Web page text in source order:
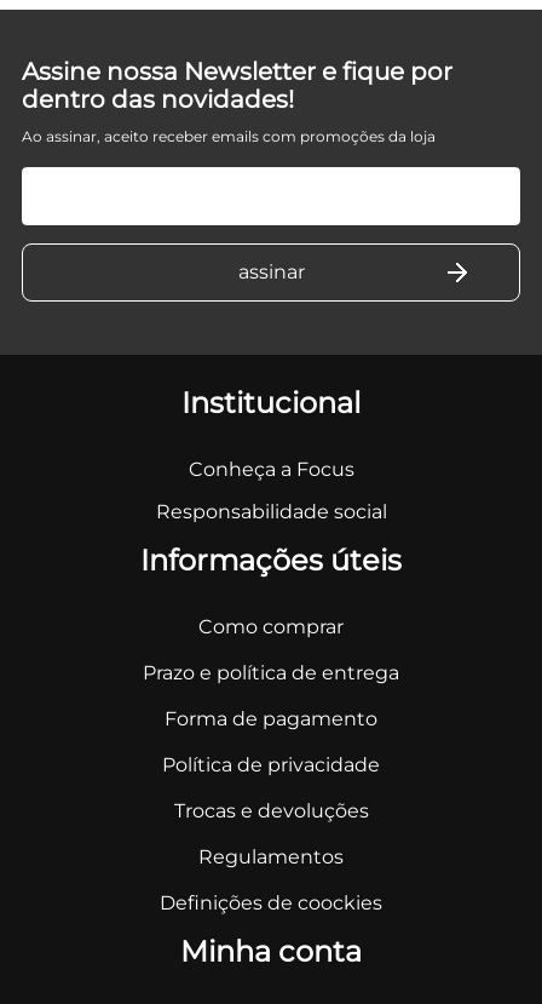
Assine nossa Newsletter e fique por
dentro das novidades!
Ao assinar, aceito receber emails com promoções da loja
Institucional
Conheça a Focus
Responsabilidade social
Informações úteis
Como comprar
Prazo e política de entrega
Forma de pagamento
Política de privacidade
Trocas e devoluções
Regulamentos
Definições de coockies
Minha conta